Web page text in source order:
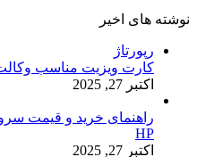
نوشته های اخیر
رپورتاژ
کارت ویزیت مناسب
اکتبر 27, 2025
راهنمای خرید و قیمت
HP
اکتبر 27, 2025